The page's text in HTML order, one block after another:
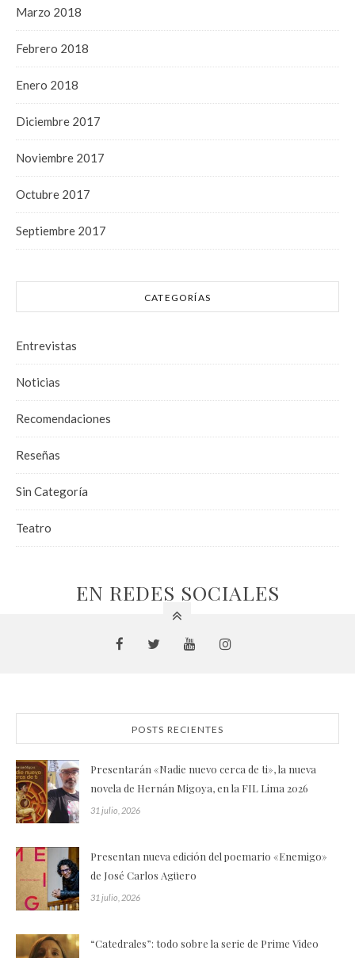
Marzo 2018
Febrero 2018
Enero 2018
Diciembre 2017
Noviembre 2017
Octubre 2017
Septiembre 2017
CATEGORÍAS
Entrevistas
Noticias
Recomendaciones
Reseñas
Sin Categoría
Teatro
EN REDES SOCIALES
POSTS RECIENTES
Presentarán «Nadie nuevo cerca de ti», la nueva
novela de Hernán Migoya, en la FIL Lima 2026
31 julio, 2026
Presentan nueva edición del poemario «Enemigo»
de José Carlos Agüero
31 julio, 2026
“Catedrales”: todo sobre la serie de Prime Video